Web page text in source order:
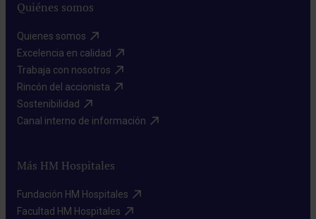
Quiénes somos
Quienes somos​
Excelencia en calidad​
Trabaja con nosotros​
Rincón del accionista​
Sostenibilidad​
Canal interno de información​
Más HM Hospitales
Fundación HM Hospitales​
Facultad HM Hospitales​